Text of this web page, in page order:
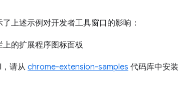
上述示例对开发者工具窗口的影响：
请从chrome-extension-samples 代码库中安装